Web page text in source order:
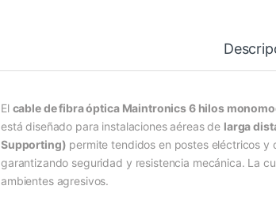
El cable de fibra óptica Maintronics 6 hilos
está diseñado para instalaciones aéreas de larga
Supporting) permite tendidos en postes eléctricos y
garantizando seguridad y resistencia mecánica. La
ambientes agresivos.